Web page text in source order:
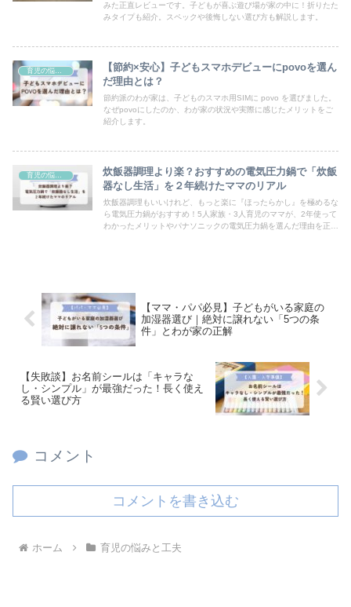
みた正直レビューです。子どもが喜ぶ遊び場が家の中に！折りたた
みタイプも紹介。スペックや後悔しない選び方も解説します。
育児の悩みと工夫
【節約×安心】子どもスマホデビューにpovoを選ん
だ理由とは？
節約派のわが家は、子どものスマホ用SIMに povo を選びました。
なぜpovoにしたのか、わが家の状況や実際に感じたメリットをご
紹介します。
育児の悩みと工夫
炊飯器調理より楽？おすすめの電気圧力鍋で「炊飯
器なし生活」を２年続けたママのリアル
炊飯器調理もいいけれど、もっと楽に『ほったらかし』を極めるな
ら電気圧力鍋がおすすめ！5人家族・3人育児のママが、2年使って
わかったメリットやパナソニックの電気圧力鍋を選んだ理由を正直
【ママ・パパ必見】子どもがいる家庭の
加湿器選び｜絶対に譲れない「5つの条
件」とわが家の正解
【失敗談】お名前シールは「キャラな
し・シンプル」が最強だった！長く使え
る賢い選び方
コメント
コメントを書き込む
ホーム 育児の悩みと工夫